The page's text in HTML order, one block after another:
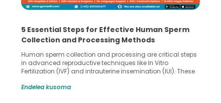
5 Essential Steps for Effective Human Sperm
Collection and Processing Methods
Human sperm collection and processing are critical steps
in advanced reproductive techniques like In Vitro
Fertilization (IVF) and intrauterine insemination (IUI). These
challenges and help couples achieve their dream of
Endelea kusoma